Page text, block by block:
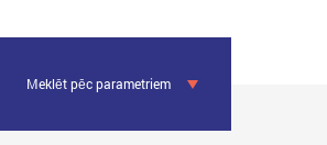
Meklēt pēc parametriem